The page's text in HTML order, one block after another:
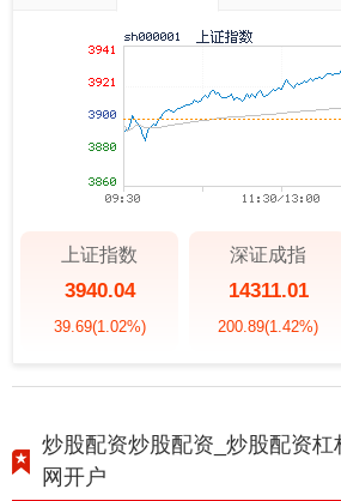
上证指数
3940.04
39.69(1.02%)
深证成指
14311.01
200.89(1.42%)
炒股配资炒股配资_炒股配资
网开户